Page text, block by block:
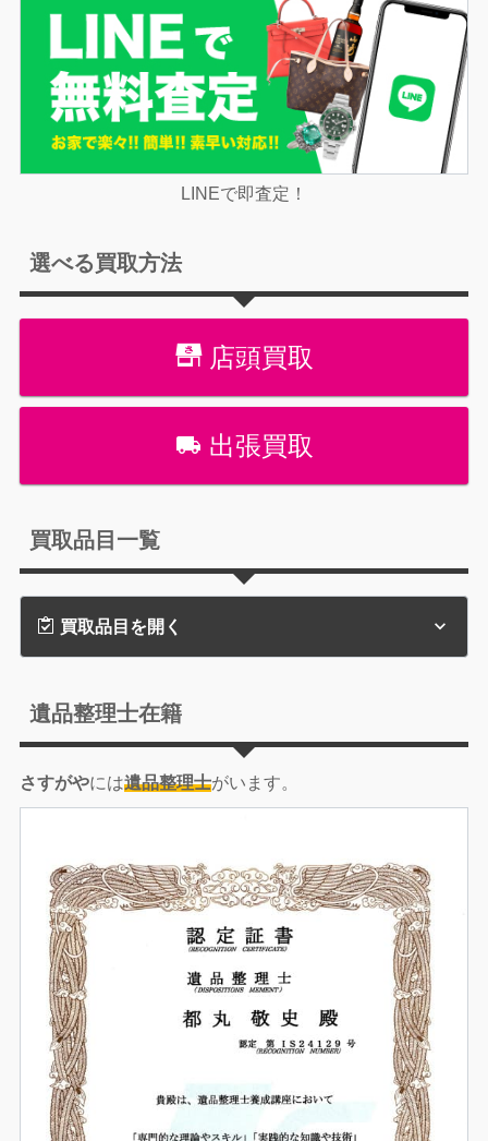
LINEで即査定！
選べる買取方法
店頭買取
出張買取
買取品目一覧
買取品目を開く
遺品整理士在籍
さすがやには遺品整理士がいます。